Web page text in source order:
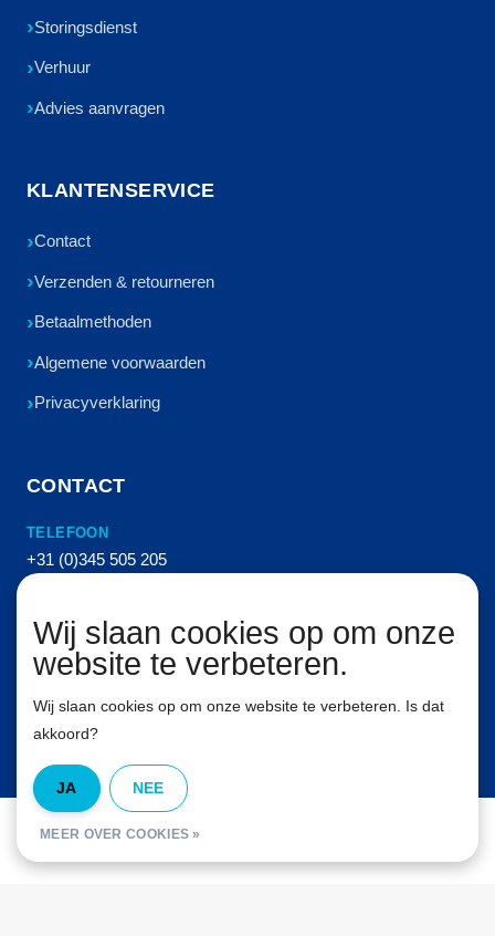
Storingsdienst
Verhuur
Advies aanvragen
KLANTENSERVICE
Contact
Verzenden & retourneren
Betaalmethoden
Algemene voorwaarden
Privacyverklaring
CONTACT
TELEFOON
+31 (0)345 505 205
info@vanhemertperslucht.nl
ADRES
Molenkampstraat 16
4157 GN Enspijk
© Van Hemert Persluchttechniek B.V. Alle rechten voorbehouden. 2026
Wij slaan cookies op om onze
website te verbeteren.
Wij slaan cookies op om onze website te verbeteren. Is dat
akkoord?
JA NEE
MEER OVER COOKIES »